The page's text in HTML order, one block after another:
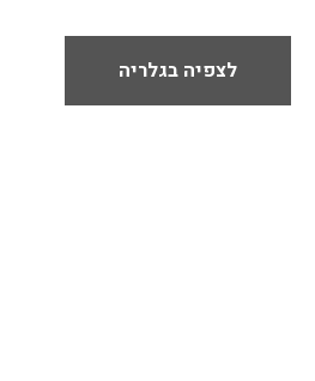
לצפיה בגלריה